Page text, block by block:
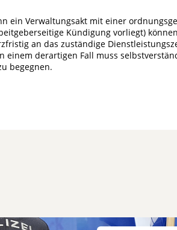
ein Verwaltungsakt mit einer
Kündigung vorliegt)
an das zuständige
einem derartigen Fall muss
begegnen.